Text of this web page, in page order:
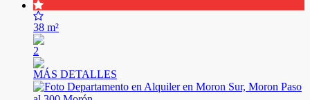
38 m²
2
MÁS DETALLES